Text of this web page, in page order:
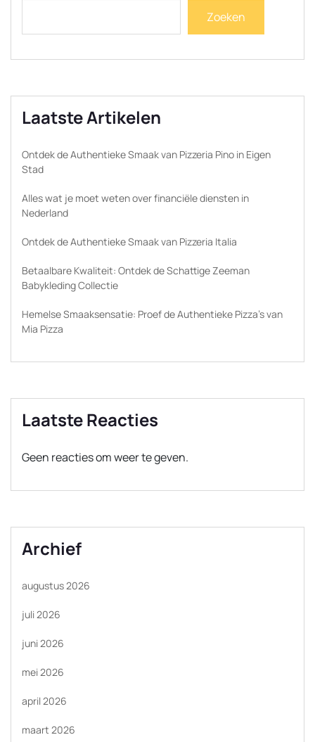
Zoeken
Laatste Artikelen
Ontdek de Authentieke Smaak van Pizzeria Pino in Eigen
Stad
Alles wat je moet weten over financiële diensten in
Nederland
Ontdek de Authentieke Smaak van Pizzeria Italia
Betaalbare Kwaliteit: Ontdek de Schattige Zeeman
Babykleding Collectie
Hemelse Smaaksensatie: Proef de Authentieke Pizza’s van
Mia Pizza
Laatste Reacties
Geen reacties om weer te geven.
Archief
augustus 2026
juli 2026
juni 2026
mei 2026
april 2026
maart 2026